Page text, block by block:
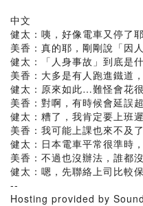
中文
健太：咦，好像電車又停了耶
美香：真的耶，剛剛說「因人
健太：「人身事故」到底是
美香：大多是有人跑進鐵道
健太：原來如此…難怪會花很
美香：對啊，有時候會延誤
健太：糟了，我肯定要上班遲
美香：我可能上課也來不及了
健太：日本電車平常很準時
美香：不過也沒辦法，誰都沒
健太：嗯，先聯絡上司比較保
--
Hosting provided by